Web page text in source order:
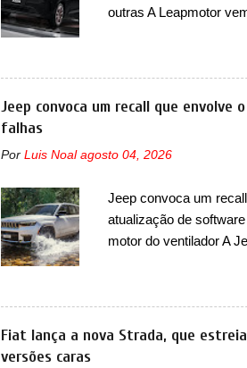
outras A Leapmotor
modelo compacto à
primeiras imagens
esportiva, o A05s.
elétrico colocará a
design já visto por
bastante vinculado ao
retangular, com um
Jeep convoca um recall que envolve
falhas
Por Luis Noal agosto 04, 2026
Jeep convoca um
atualização de
motor do ventilador A
com unidades de ano/
unidades afetadas
solução de dois
módulo de controle da
Fiat lança a nova Strada, que
versões caras